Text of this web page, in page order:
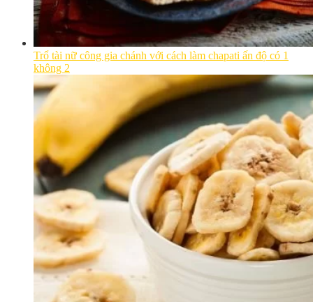
Trổ tài nữ công gia chánh với cách làm chapati ấn độ có 1
không 2